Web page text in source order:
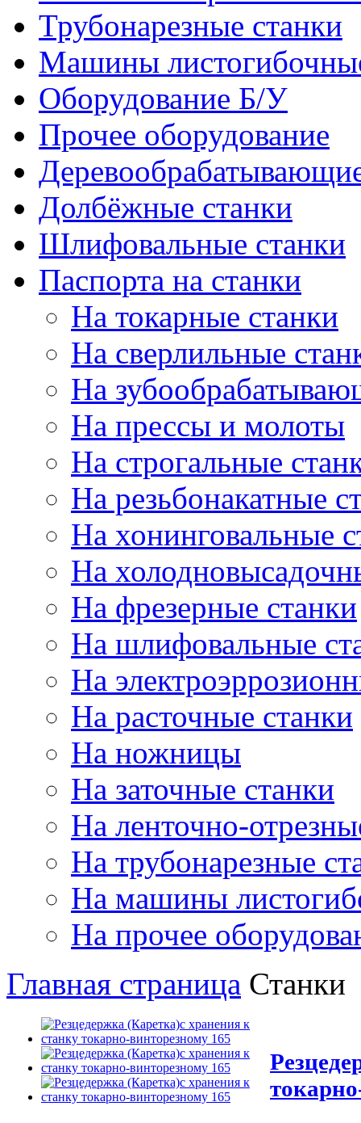
Трубонарезные станки
Машины
Оборудование Б/У
Прочее оборудование
Долбёжные станки
Шлифовальные станки
Паспорта на станки
На токарные станки
На сверлильные
На
На прессы и молоты
На строгальные
На резьбонакатные
На хонинговальные
На
На фрезерные станки
На шлифовальные
На
На расточные станки
На ножницы
На заточные станки
На ленточно-
На трубонарезные
На машины
На прочее
Главная страница Станки